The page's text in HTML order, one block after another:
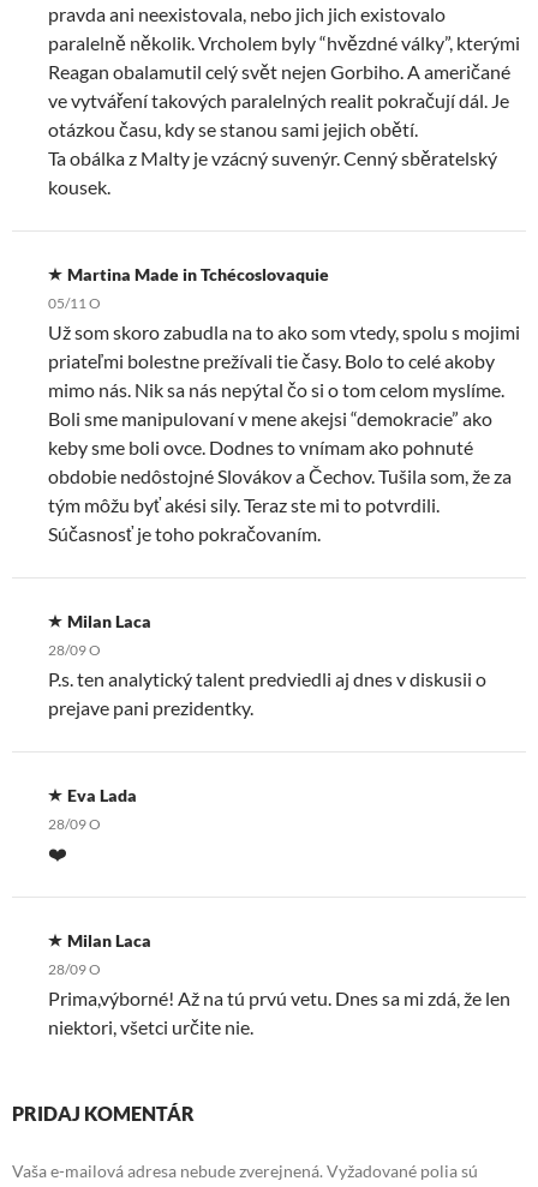
pravda ani neexistovala, nebo jich jich existovalo
paralelně několik. Vrcholem byly “hvězdné války”, kterými
Reagan obalamutil celý svět nejen Gorbiho. A američané
ve vytváření takových paralelných realit pokračují dál. Je
otázkou času, kdy se stanou sami jejich obětí.
Ta obálka z Malty je vzácný suvenýr. Cenný sběratelský
kousek.
Martina Made in Tchécoslovaquie
05/11 O
Už som skoro zabudla na to ako som vtedy, spolu s mojimi
priateľmi bolestne prežívali tie časy. Bolo to celé akoby
mimo nás. Nik sa nás nepýtal čo si o tom celom myslíme.
Boli sme manipulovaní v mene akejsi “demokracie” ako
keby sme boli ovce. Dodnes to vnímam ako pohnuté
obdobie nedôstojné Slovákov a Čechov. Tušila som, že za
tým môžu byť akési sily. Teraz ste mi to potvrdili.
Súčasnosť je toho pokračovaním.
Milan Laca
28/09 O
P.s. ten analytický talent predviedli aj dnes v diskusii o
prejave pani prezidentky.
Eva Lada
28/09 O
❤️
Milan Laca
28/09 O
Prima,výborné! Až na tú prvú vetu. Dnes sa mi zdá, že len
niektori, všetci určite nie.
PRIDAJ KOMENTÁR
Vaša e-mailová adresa nebude zverejnená. Vyžadované polia sú